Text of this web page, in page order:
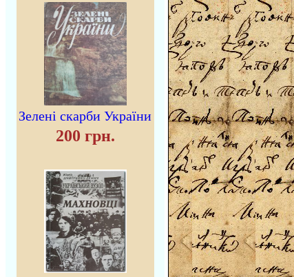
Зелені скарби України
200 грн.